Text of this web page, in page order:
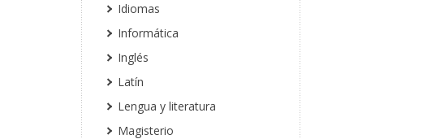
Idiomas
Informática
Inglés
Latín
Lengua y literatura
Magisterio